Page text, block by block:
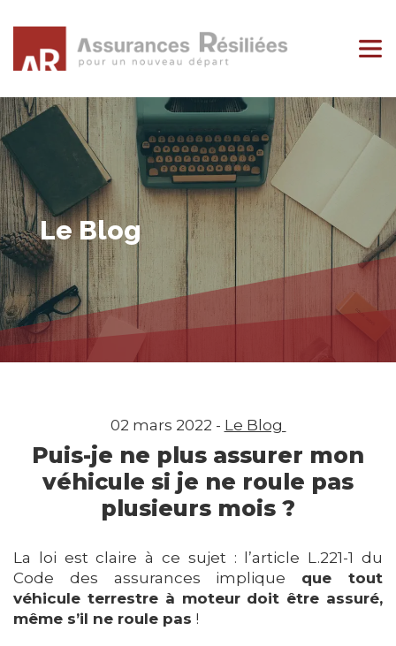
Le Blog
02 mars 2022 - Le Blog
Puis-je ne plus assurer mon
véhicule si je ne roule pas
plusieurs mois ?
La loi est claire à ce sujet : l’article L.221-1 du
Code des assurances implique que tout
véhicule terrestre à moteur doit être assuré,
même s’il ne roule pas !